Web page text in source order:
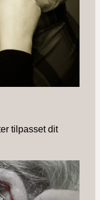
tilpasset dit